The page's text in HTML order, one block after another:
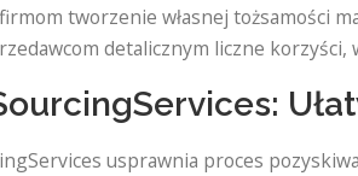
tworzenie własnej tożsamości
detalicznym liczne
usprawnia proces